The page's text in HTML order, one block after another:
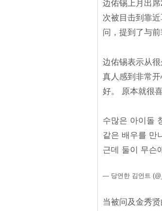
边佑锡上月出
次被目击到靠
问，提到了与
边佑锡表示从
真人感到非常
好。 原本就很
수많은 아이돌
같은 배우를 만
근데 둘이 무슨
— 당연한 김언트
当被问及金秀